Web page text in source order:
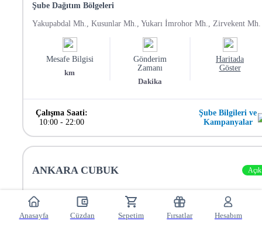
Anasayfa Cüzdan Sepetim Fırsatlar Hesabım
Şube Dağıtım Bölgeleri
Yakupabdal Mh., Kusunlar Mh., Yukarı İmrohor Mh., Zirvekent Mh.
Mesafe Bilgisi
km
Gönderim
Zamanı
Dakika
Haritada
Göster
Çalışma Saati:
10:00- 22:00
Şube Bilgileri ve
Kampanyalar
ANKARA CUBUK Açık
Cumhuriyet Mahallesi Ankara Bulvarı (1.Kısım) No: 34/A Çubuk,
Ankara